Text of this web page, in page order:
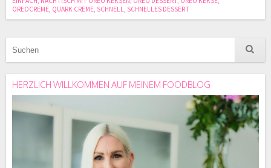
OREOCREME, QUARK CREME, SCHNELL, SCHNELLES DESSERT
HERZLICH WILLKOMMEN AUF MEINEM FOODBLOG